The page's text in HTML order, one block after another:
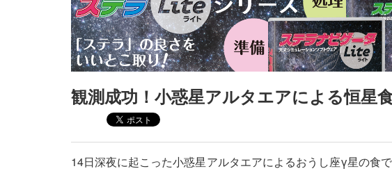
観測成功！小惑星アルタエアによる恒星
14日深夜に起こった小惑星アルタエアによるおうし座γ星の食